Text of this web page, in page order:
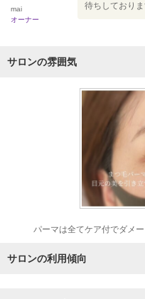
mai
オーナー
待ちしておりま
サロンの雰囲気
パーマは全てケア付でダメ
サロンの利用傾向